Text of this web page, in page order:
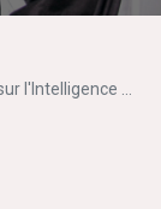
de l'OG/UNIKIN-UPGI